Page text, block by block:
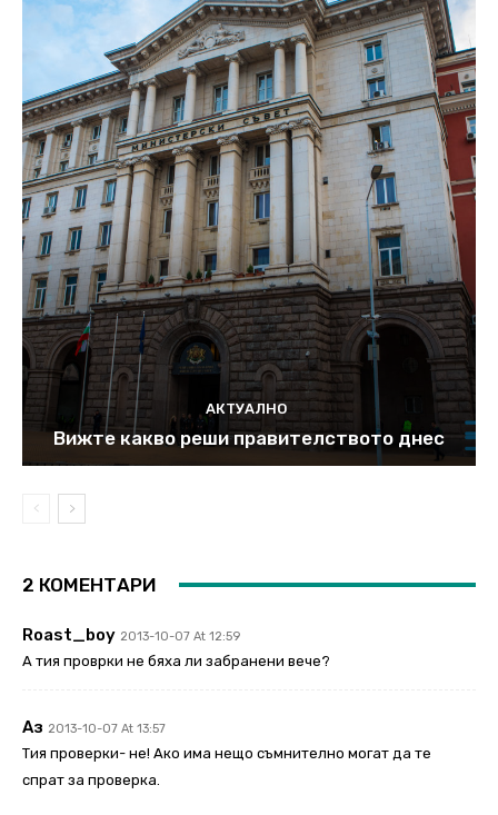
АКТУАЛНО
Вижте какво реши правителството днес
2 КОМЕНТАРИ
Roast_boy 2013-10-07 At 12:59
А тия проврки не бяха ли забранени вече?
Аз 2013-10-07 At 13:57
Тия проверки- не! Ако има нещо съмнително могат да те
спрат за проверка.